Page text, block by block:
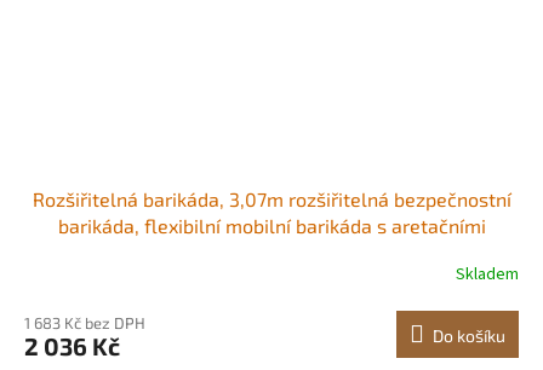
Rozšiřitelná barikáda, 3,07m rozšiřitelná bezpečnostní
barikáda, flexibilní mobilní barikáda s aretačními
dopravní plot pro terasu, zahradní schodiště Odolný a
Skladem
1 683 Kč bez DPH
2 036 Kč Do košíku